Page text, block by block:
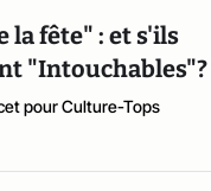
la fête" : et s'ils
"Intouchables"?
pour Culture-Tops